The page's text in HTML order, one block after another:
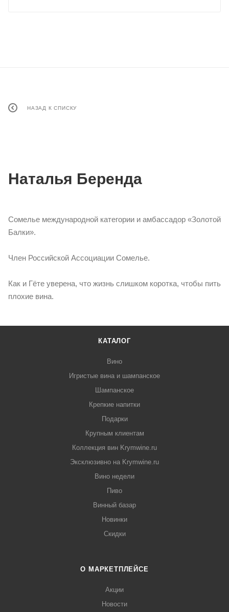
НАЗАД К СПИСКУ
Наталья Беренда
Сомелье международной категории и амбассадор «Золотой
Балки».
Член Российской Ассоциации Сомелье.
Как и Гёте уверена, что жизнь слишком коротка, чтобы пить
плохие вина.
КАТАЛОГ
Вино
Игристые вина и шампанское
Шампанское
Крепкие напитки
Подарки
Крупным клиентам
Коллекция вин Krymwine.ru
Эксклюзивно на Krymwine.ru
Вино недели
Пиво
Винный базар
Новинки
Скидки
О МАРКЕТПЛЕЙСЕ
Акции
Новости